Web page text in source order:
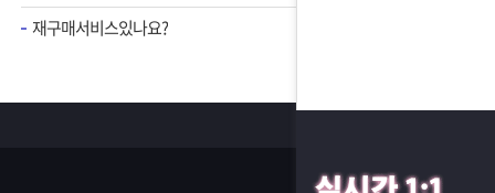
재구매서비스있나요?